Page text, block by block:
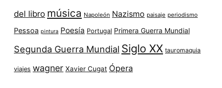
del libro música Napoleón Nazismo paisaje periodismo
Pessoa pintura Poesía Portugal Primera Guerra Mundial
Segunda Guerra Mundial Siglo XX tauromaquia
viajes wagner Xavier Cugat Ópera